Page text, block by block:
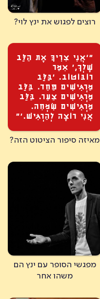
רוצים לפגוש את ינץ לוי?
״׳אֲנִי צׇרִיךְּ אֶת הַלֵּב
שֶׁלְךׇ,׳ אׇמַר
רוֹבּוֹטוֹב. ׳בַּלֵּב
מַרְגִּישִׁים פַּחַד. בַּלֵּב
מַרְגִּישִׁים צַעַר. בַּלֵּב
מַרְגִּישִׁים שִׂמְחׇה.
אֲנִי רוֹצֶה לְהַרְגִּישׁ.׳”
מאיזה סיפור הציטוט הזה?
מפגשי הסופר עם ינץ הם
משהו אחר